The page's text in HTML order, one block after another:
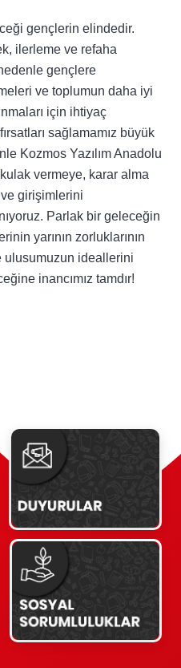
gençlerin elindedir.
ilerleme ve refaha
gençlere
ve toplumun daha iyi
için ihtiyaç
sağlamamız büyük
Kozmos Yazılım Anadolu
vermeye, karar alma
girişimlerini
Parlak bir geleceğin
yarının zorluklarının
ulusumuzun ideallerini
inancımız tamdır!